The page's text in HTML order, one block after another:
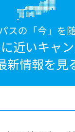
スの「今」を
近いキャ
新情報を見